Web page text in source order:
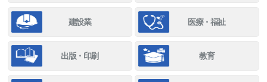
建設業 医療・福祉
出版・印刷 教育